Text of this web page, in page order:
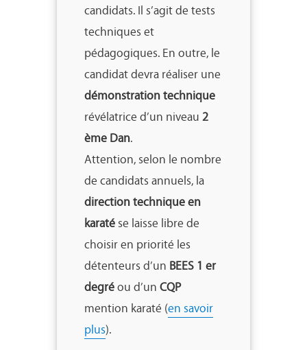
candidats. Il s’agit de tests
techniques et
pédagogiques. En outre, le
candidat devra réaliser une
démonstration technique
révélatrice d’un niveau2
ème Dan.
Attention, selon le nombre
de candidats annuels, la
direction technique en
karatése laisse libre de
choisir en priorité les
détenteurs d’un BEES 1 er
degréou d’unCQP
mention karaté (en savoir
plus).